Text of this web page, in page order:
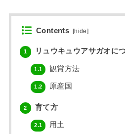
Contents [hide]
1 リュウキュウアサガオに
1.1 観賞方法
1.2 原産国
2 育て方
2.1 用土